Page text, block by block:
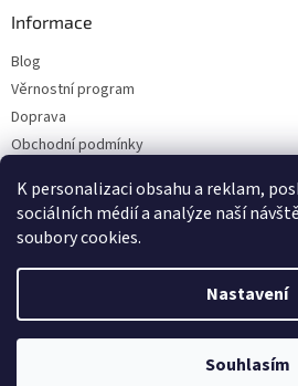
K personalizaci obsahu a reklam,
sociálních médií a analýze naší
soubory cookies.
Nastavení
Souhlasím
Informace
Blog
Věrnostní program
Doprava
Obchodní podmínky
Kontakty
Vytvořil
. Všechna
cookies